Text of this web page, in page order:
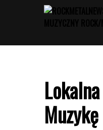
Muzykę